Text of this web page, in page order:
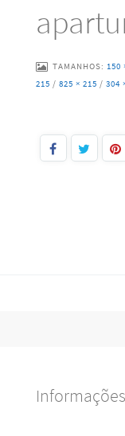
TAMANHOS: 150
215 / 825 × 215 / 304